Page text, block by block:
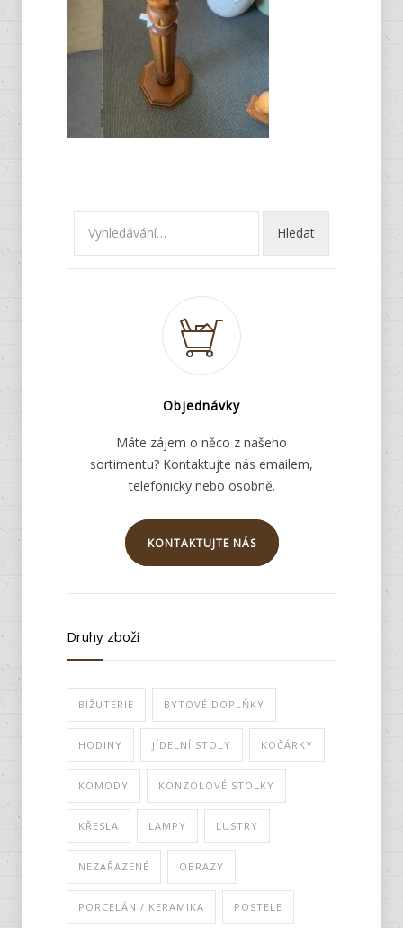
Objednávky
Máte zájem o něco z našeho
sortimentu? Kontaktujte nás emailem,
telefonicky nebo osobně.
KONTAKTUJTE NÁS
Druhy zboží
BIŽUTERIE BYTOVÉ DOPLŇKY
HODINY JÍDELNÍ STOLY KOČÁRKY
KOMODY KONZOLOVÉ STOLKY
KŘESLA LAMPY LUSTRY
NEZAŘAZENÉ OBRAZY
PORCELÁN / KERAMIKA POSTELE